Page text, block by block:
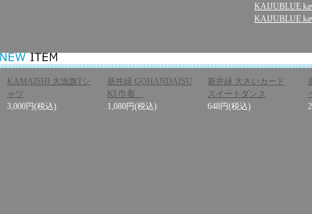
KAIJUBLUE
KAIJUBLUE
KAMAISHI 大漁旗Tシ
ャツ
3,000円(税込)
新井緑 GOHANDAISU
KI 巾着
1,080円(税込)
新井緑 大きいカード
スイートダンス
648円(税込)